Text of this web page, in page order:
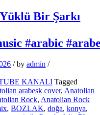
Sızı
Duygu
Bir
Şarkı #keşfet
Rock
Bir Şarkı
#arabic
/by admin /
KANALI Tagged
arabesk cover, Anatolian
Rock, Anatolian Rock
, BOZLAK, doğa, konya,